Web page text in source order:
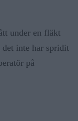
under en fläkt
det inte har spridit
på